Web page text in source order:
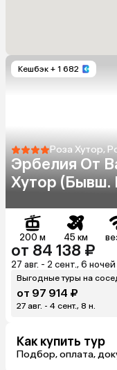
Кешбэк + 1 682
Роза Хутор,
Эрбелия От
Хутор (Бывш.
200 м 45 км
от 84 138 ₽
27 авг. - 2 сент., 6 ночей
Выгодные туры на
от 97 914 ₽
27 авг. - 4 сент., 8 н.
Как купить тур
Подбор, оплата,